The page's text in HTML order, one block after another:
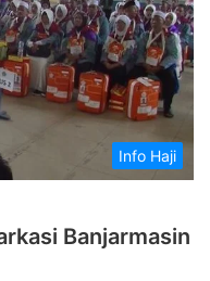
Info Haji
Banjarmasin